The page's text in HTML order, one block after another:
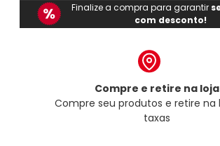
Finalize a compra para garantir
com desconto!
Compre e retire na loja
Compre seu produtos e retire na
taxas